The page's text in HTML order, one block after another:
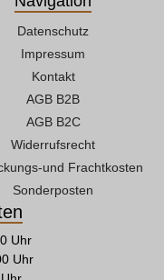
Datenschutz
Impressum
Kontakt
AGB B2B
AGB B2C
Widerrufsrecht
und Frachtkosten
Sonderposten
Uhr
Uhr